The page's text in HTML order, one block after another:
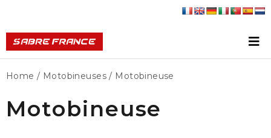
Home / Motobineuses / Motobineuse
Motobineuse